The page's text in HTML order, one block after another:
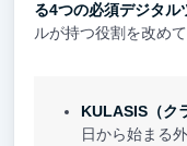
る4つの必須デジタル
ルが持つ役割を改めて
KULASIS（ク
日から始まる